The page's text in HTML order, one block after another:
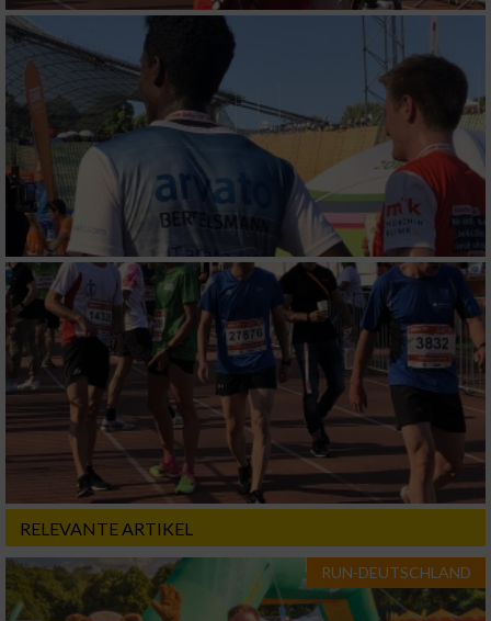
RELEVANTE ARTIKEL
RUN-DEUTSCHLAND
IAB-Besonderheiten:
Verwendung genauer Standortdaten
Geräte anhand von aktiv angeforderten
Informationen identifizieren
Nicht-IAB-Verarbeitungszwecke:
Notwendig
Performance
Funktional
Werbung